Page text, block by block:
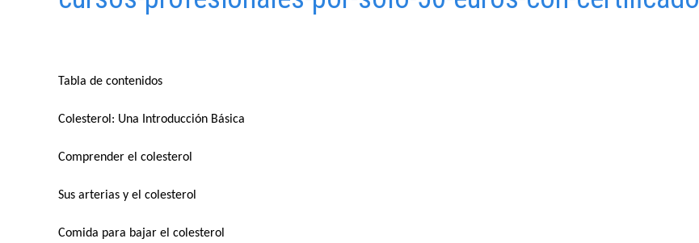
Tabla de contenidos
Colesterol: Una Introducción Básica
Comprender el colesterol
Sus arterias y el colesterol
Comida para bajar el colesterol